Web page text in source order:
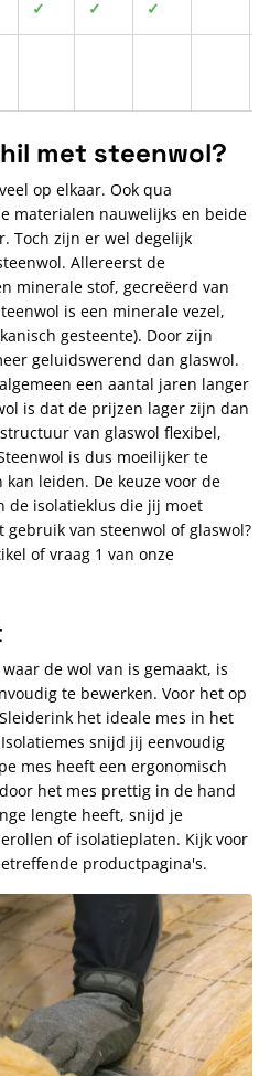
✓ ✓ ✓
met steenwol?
op elkaar. Ook qua
materialen nauwelijks en beide
Toch zijn er wel degelijk
Allereerst de
minerale stof, gecreëerd van
is een minerale vezel,
gesteente). Door zijn
geluidswerend dan glaswol.
een aantal jaren langer
is dat de prijzen lager zijn dan
van glaswol flexibel,
is dus moeilijker te
leiden. De keuze voor de
de isolatieklus die jij moet
van steenwol of glaswol?
of vraag 1 van onze
de wol van is gemaakt, is
te bewerken. Voor het op
het ideale mes in het
snijd jij eenvoudig
mes heeft een ergonomisch
het mes prettig in de hand
lengte heeft, snijd je
of isolatieplaten. Kijk voor
productpagina's.